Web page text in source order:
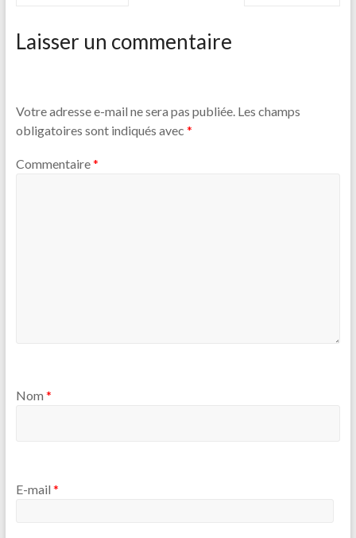
Laisser un commentaire
Votre adresse e-mail ne sera pas publiée. Les champs
obligatoires sont indiqués avec *
Commentaire*
Nom *
E-mail *